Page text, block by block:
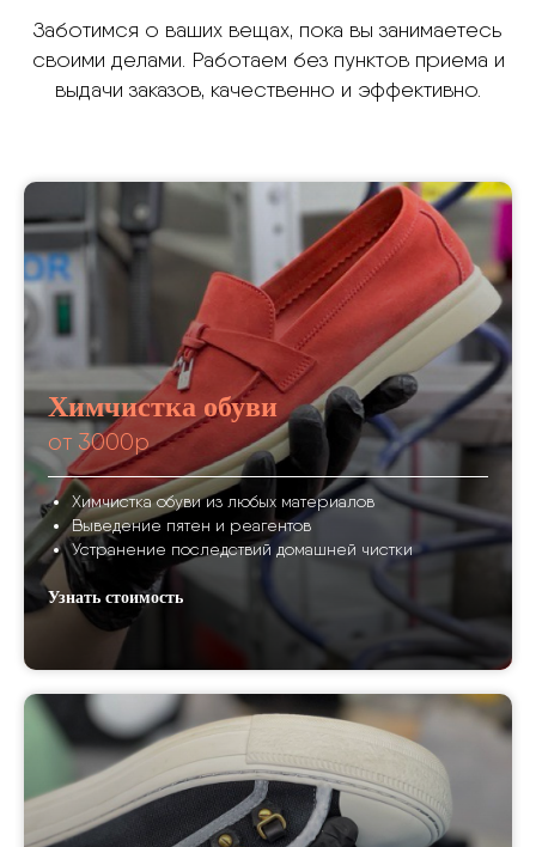
Заботимся о ваших вещах, пока вы занимаетесь
своими делами. Работаем без пунктов приема и
выдачи заказов, качественно и эффективно.
Химчистка обуви
от 3000р
Химчистка обуви из любых материалов
Выведение пятен и реагентов
Устранение последствий домашней чистки
Узнать стоимость